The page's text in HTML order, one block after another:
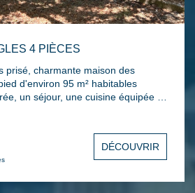
4 PIÈCES
prisé, charmante maison des
d'environ 95 m² habitables
un séjour, une cuisine équipée et
attenante, une salle d'eau
Toiture neuve, visiophone, double
central au gaz de ville,
sur une parcelle de
DÉCOUVRIR